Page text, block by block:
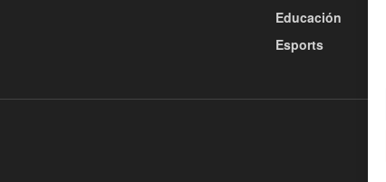
Educación
Esports